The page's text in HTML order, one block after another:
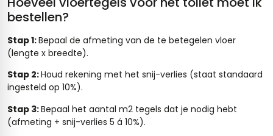
bestellen?
Stap 1:Bepaal de afmeting van de te betegelen vloer
(lengte x breedte).
Stap 2:Houd rekening met het snij-verlies (staat standaard
ingesteld op 10%).
Stap 3:Bepaal het aantal m2 tegels dat je nodig hebt
(afmeting + snij-verlies 5 á 10%).